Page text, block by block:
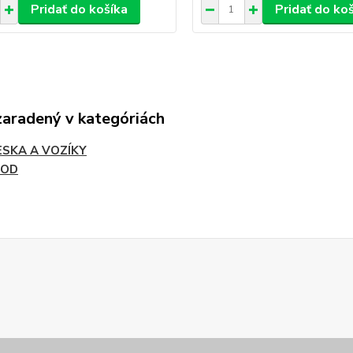
Pridať do košíka Pridať do
v kategóriách
A VOZÍKY